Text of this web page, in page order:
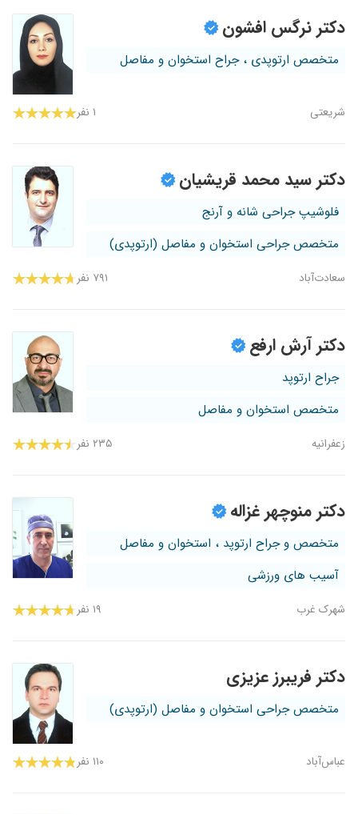
دکتر نرگس افشون
متخصص ارتوپدی ، جراح استخوان و مفاصل
شریعتی ۱ نفر
دکتر سید محمد قریشیان
فلوشیپ جراحی شانه و آرنج
متخصص جراحی استخوان و مفاصل (ارتوپدی)
سعادت‌آباد ۷۹۱ نفر
دکتر آرش ارفع
جراح ارتوپد
متخصص استخوان و مفاصل
زعفرانیه ۲۳۵ نفر
دکتر منوچهر غزاله
متخصص و جراح ارتوپد ، استخوان و مفاصل
آسیب های ورزشی
شهرک غرب ۱۹ نفر
دکتر فریبرز عزیزی
متخصص جراحی استخوان و مفاصل (ارتوپدی)
عباس‌آباد ۱۱۰ نفر